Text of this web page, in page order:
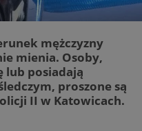
mężczyzny
mienia. Osoby,
lub posiadają
proszone są
II w Katowicach.